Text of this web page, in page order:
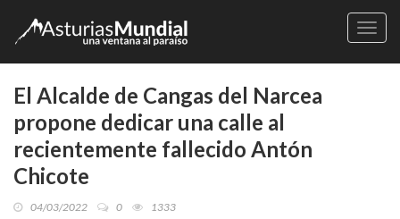
El Alcalde de Cangas del Narcea
propone dedicar una calle al
recientemente fallecido Antón
Chicote
04/03/2022 0 1333